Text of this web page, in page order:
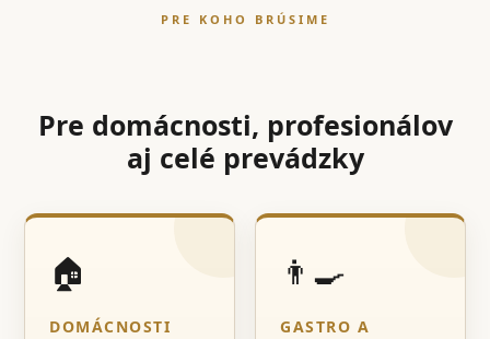
PRE KOHO BRÚSIME
Pre domácnosti, profesionálov
aj celé prevádzky
🏠
DOMÁCNOSTI
👨‍🍳
GASTRO A